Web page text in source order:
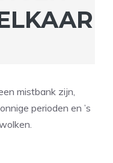
mistbank zijn,
perioden en ’s